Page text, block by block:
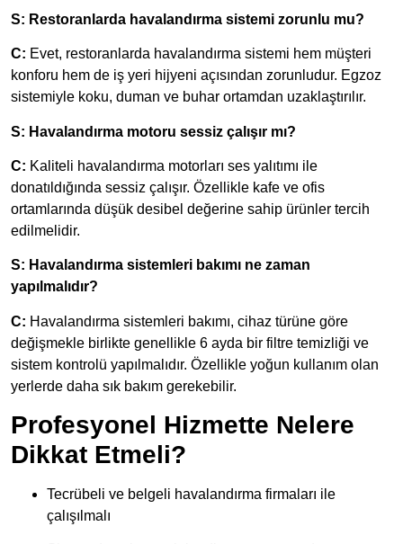
S: Restoranlarda havalandırma sistemi zorunlu mu?
C: Evet, restoranlarda havalandırma sistemi hem müşteri
konforu hem de iş yeri hijyeni açısından zorunludur. Egzoz
sistemiyle koku, duman ve buhar ortamdan uzaklaştırılır.
S: Havalandırma motoru sessiz çalışır mı?
C: Kaliteli havalandırma motorları ses yalıtımı ile
donatıldığında sessiz çalışır. Özellikle kafe ve ofis
ortamlarında düşük desibel değerine sahip ürünler tercih
edilmelidir.
S: Havalandırma sistemleri bakımı ne zaman
yapılmalıdır?
C: Havalandırma sistemleri bakımı, cihaz türüne göre
değişmekle birlikte genellikle 6 ayda bir filtre temizliği ve
sistem kontrolü yapılmalıdır. Özellikle yoğun kullanım olan
yerlerde daha sık bakım gerekebilir.
Profesyonel Hizmette Nelere
Dikkat Etmeli?
Tecrübeli ve belgeli havalandırma firmaları ile
çalışılmalı